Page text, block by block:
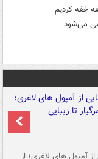
خفه کردیم
می‌شود
آمپول های لاغری؛ از